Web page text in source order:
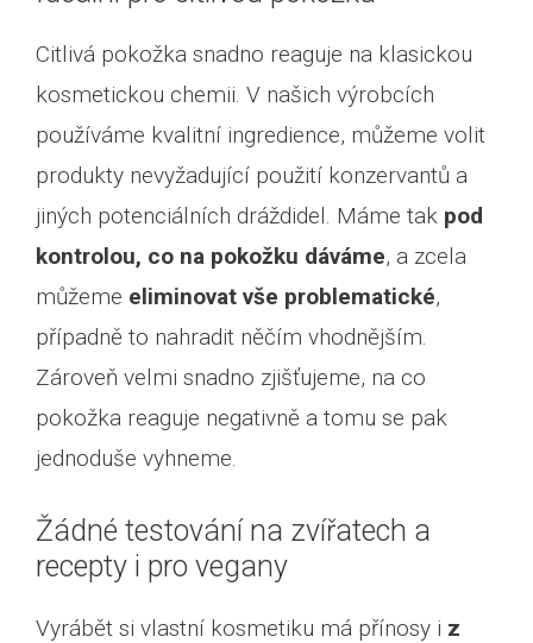
Citlivá pokožka snadno reaguje na klasickou
kosmetickou chemii. V našich výrobcích
používáme kvalitní ingredience, můžeme volit
produkty nevyžadující použití konzervantů a
jiných potenciálních dráždidel. Máme tak pod
kontrolou, co na pokožku dáváme, a zcela
můžeme eliminovat vše problematické,
případně to nahradit něčím vhodnějším.
Zároveň velmi snadno zjišťujeme, na co
pokožka reaguje negativně a tomu se pak
jednoduše vyhneme.
Žádné testování na zvířatech a
recepty i pro vegany
Vyrábět si vlastní kosmetiku má přínosy i z